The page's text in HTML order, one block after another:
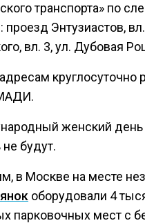
транспорта» по
проезд Энтузиастов,
вл. 3, ул. Дубовая
круглосуточно
женский день
не будут.
в Москве на месте
оборудовали 4
парковочных мест с